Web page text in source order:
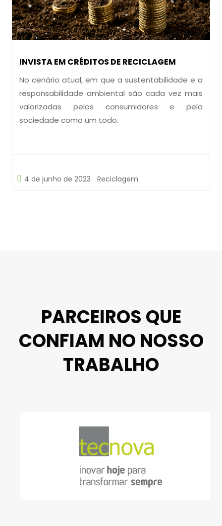
INVISTA EM CRÉDITOS DE RECICLAGEM
No cenário atual, em que a sustentabilidade e a
responsabilidade ambiental são cada vez mais
valorizadas pelos consumidores e pela
sociedade como um todo.
4 de junho de 2023 Reciclagem
PARCEIROS QUE
CONFIAM NO NOSSO
TRABALHO